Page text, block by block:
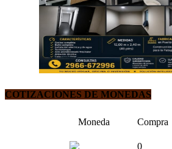
COTIZACIONES DE MONEDAS
Moneda Compra
0